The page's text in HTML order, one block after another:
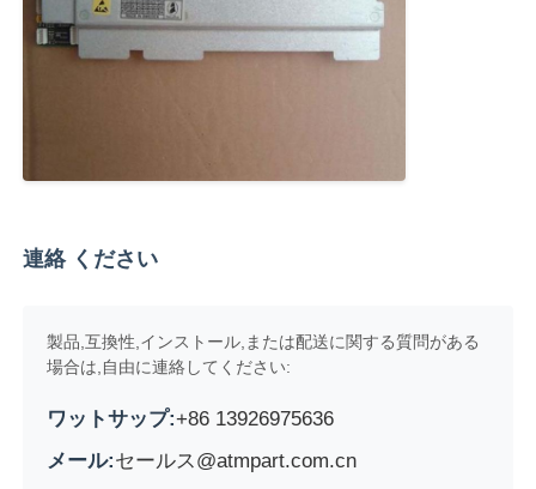
Glory NMD ATM Parts
請求書受領者
紙幣ソート機
手形のカウンター
連絡 ください
製品,互換性,インストール,または配送に関する質問がある
場合は,自由に連絡してください:
ワットサップ:+86 13926975636
メール:セールス@atmpart.com.cn